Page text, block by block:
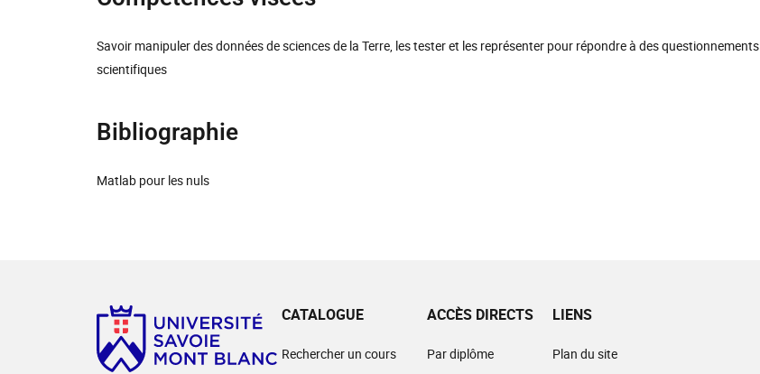
Savoir manipuler des données de sciences de la Terre, les tester et les représenter pour répondre à des questionnements
scientifiques
Bibliographie
Matlab pour les nuls
CATALOGUE
Rechercher un cours
ACCÈS DIRECTS
Par diplôme
LIENS
Plan du site